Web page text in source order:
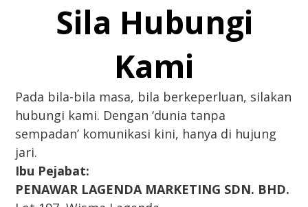
Sila Hubungi
Kami
Pada bila-bila masa, bila berkeperluan, silakan
hubungi kami. Dengan ‘dunia tanpa
sempadan’ komunikasi kini, hanya di hujung
jari.
Ibu Pejabat:
PENAWAR LAGENDA MARKETING SDN. BHD.